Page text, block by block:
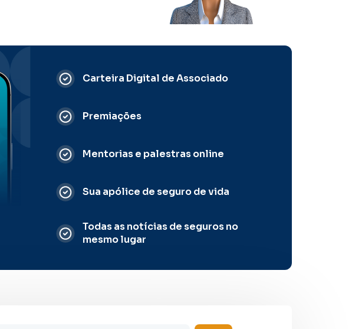
Carteira Digital de Associado
Premiações
Mentorias e palestras online
Sua apólice de seguro de vida
Todas as notícias de seguros no
mesmo lugar